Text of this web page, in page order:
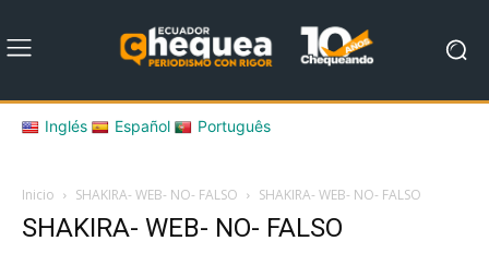
Inglés Español Português
Inicio SHAKIRA- WEB- NO- FALSO SHAKIRA- WEB- NO- FALSO
SHAKIRA- WEB- NO- FALSO